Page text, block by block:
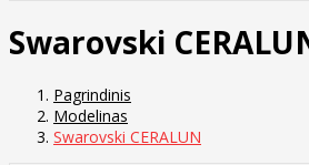
Swarovski
Pagrindinis
Modelinas
Swarovski CERALUN